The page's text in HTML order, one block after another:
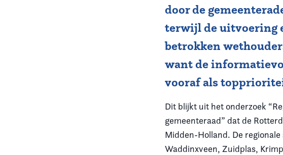
door de
terwijl de uitvoering
betrokken
want de
vooraf als
Dit blijkt uit het onderzoek
gemeenteraad” dat de
Midden-Holland. De
Waddinxveen, Zuidplas,